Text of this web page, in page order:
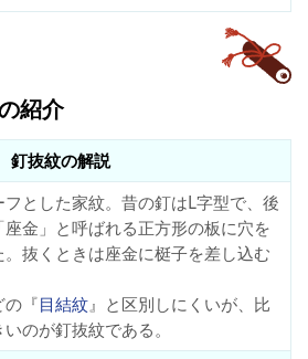
紹介
釘抜紋の解説
とした家紋。昔の釘はL字型で、後
金」と呼ばれる正方形の板に穴を
抜くときは座金に梃子を差し込む
の『目結紋』と区別しにくいが、比
のが釘抜紋である。